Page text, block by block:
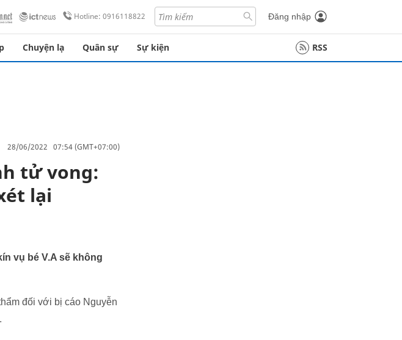
Hotline: 0916118822 Đăng nhập
Chuyện lạ Quân sự Sự kiện RSS
28/06/2022 07:54 (GMT+07:00)
tử vong:
lại
vụ bé V.A sẽ không
đối với bị cáo Nguyễn